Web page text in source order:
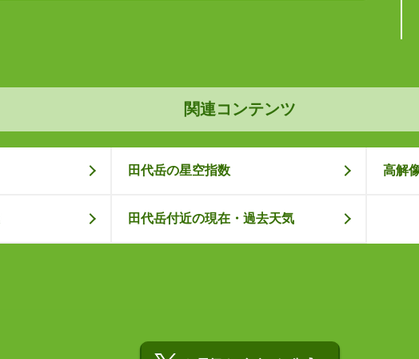
関連コンテンツ
田代岳の星空指数 高解
田代岳付近の現在・過去天気